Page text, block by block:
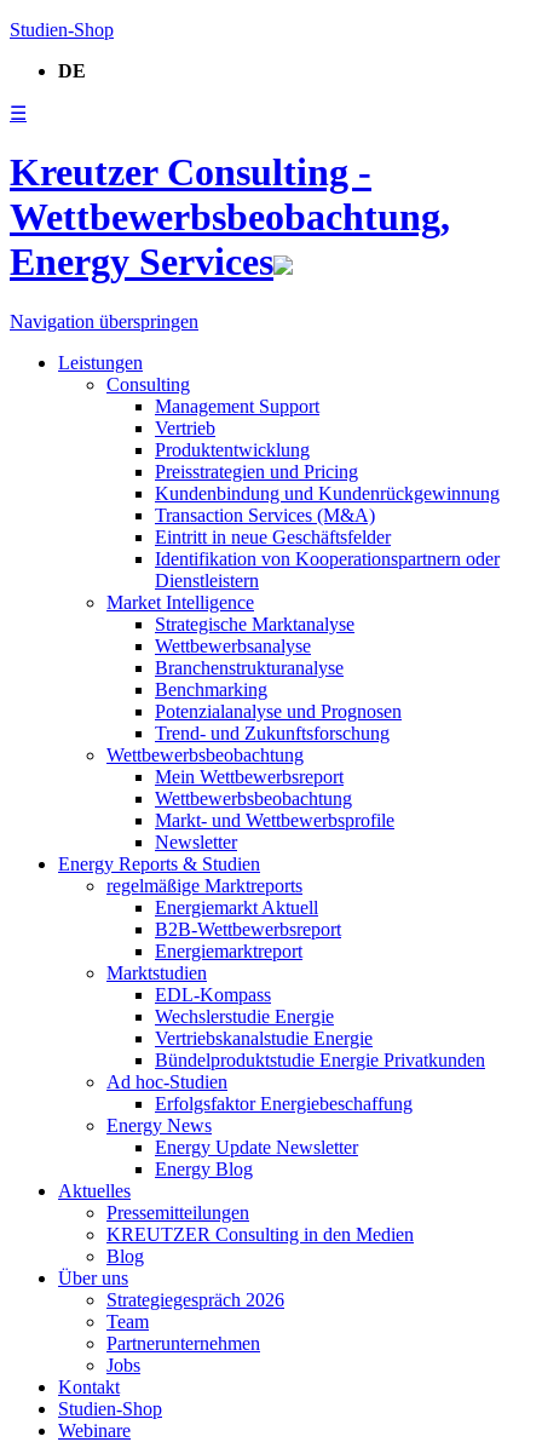
Studien-Shop
DE
☰
Kreutzer Consulting -
Wettbewerbsbeobachtung,
Energy Services
Navigation überspringen
Leistungen
Consulting
Management Support
Vertrieb
Produktentwicklung
Preisstrategien und Pricing
Kundenbindung und Kundenrückgewinnung
Transaction Services (M&A)
Eintritt in neue Geschäftsfelder
Identifikation von Kooperationspartnern oder
Dienstleistern
Market Intelligence
Strategische Marktanalyse
Wettbewerbsanalyse
Branchenstrukturanalyse
Benchmarking
Potenzialanalyse und Prognosen
Trend- und Zukunftsforschung
Wettbewerbs­beobachtung
Mein Wettbewerbsreport
Wettbewerbsbeobachtung
Markt- und Wettbewerbsprofile
Newsletter
Energy Reports & Studien
regelmäßige Marktreports
Energiemarkt Aktuell
B2B-Wettbewerbsreport
Energiemarktreport
Marktstudien
EDL-Kompass
Wechslerstudie Energie
Vertriebskanalstudie Energie
Bündelproduktstudie Energie Privatkunden
Ad hoc-Studien
Erfolgsfaktor Energiebeschaffung
Energy News
Energy Update Newsletter
Energy Blog
Aktuelles
Pressemitteilungen
KREUTZER Consulting in den Medien
Blog
Über uns
Strategiegespräch 2026
Team
Partnerunternehmen
Jobs
Kontakt
Studien-Shop
Webinare